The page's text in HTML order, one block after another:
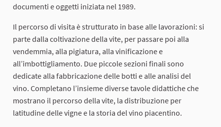
documenti e oggetti iniziata nel 1989.
Il percorso di visita è strutturato in base alle lavorazioni: si
parte dalla coltivazione della vite, per passare poi alla
vendemmia, alla pigiatura, alla vinificazione e
all’imbottigliamento. Due piccole sezioni finali sono
dedicate alla fabbricazione delle botti e alle analisi del
vino. Completano l’insieme diverse tavole didattiche che
mostrano il percorso della vite, la distribuzione per
latitudine delle vigne e la storia del vino piacentino.